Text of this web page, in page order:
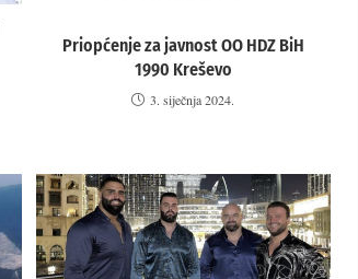
Priopćenje za javnost OO HDZ BiH
1990 Kreševo
3. siječnja 2024.